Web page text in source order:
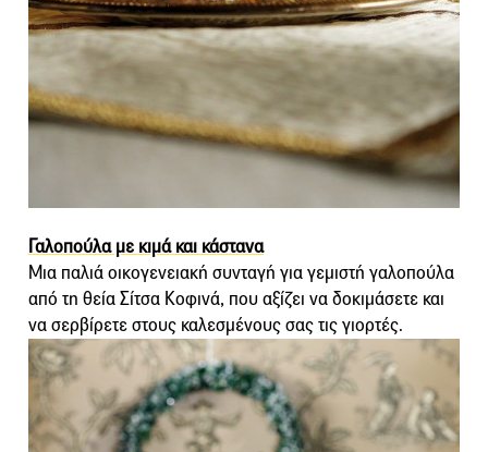
Γαλοπούλα με κιμά και κάστανα
Μια παλιά οικογενειακή συνταγή για γεμιστή γαλοπούλα
από τη θεία Σίτσα Κοφινά, που αξίζει να δοκιμάσετε και
να σερβίρετε στους καλεσμένους σας τις γιορτές.